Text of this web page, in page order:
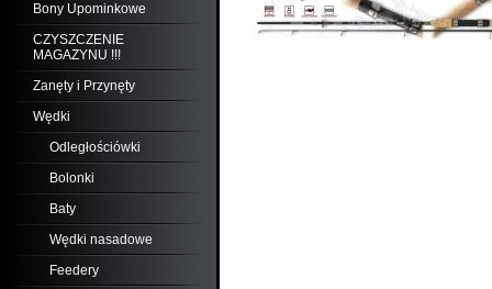
Bony Upominkowe
CZYSZCZENIE
MAGAZYNU !!!
Zanęty i Przynęty
Wędki
Odległościówki
Bolonki
Baty
Wędki nasadowe
Feedery